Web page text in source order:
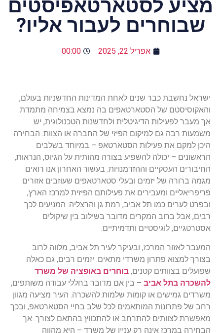
מציע לסטארטאפיסטים
שבוחרים לעבור אליו?
אפריל 22, 2025 00:00
ישראל נחשבת כבר שנים לאחת המדינות החדשניות בעולם,
והאקוסיסטם של הסטארטאפים בה נמצא בצמיחה מתמדת.
אך מעבר לפעילות הדיגיטלית ולחדשנות הטכנולוגית, יש
משמעות רבה גם למיקום הפיזי של החברה או הצוות. הבחירה
היכן למקם את פעילות הסטארטאפ – במיוחד בשלבים
הראשונים – יכולה להשפיע בצורה מהותית על הגיוס, הנראות,
החיבורים העסקיים וההזדמנויות. בעשור האחרון אנו רואים
מגמה ברורה של יזמים ובעלי סטארטאפים שעוזבים אזורים
פריפריאליים ומעבירים את פעילותם הפיזית למרכז הארץ,
ובפרט לערים כמו תל אביב, רמת גן והרצליה. המניעים לכך
רבים, אבל ברוב המקרים מדובר בשילוב בין שיקולים
אסטרטגיים, לוגיסטיים ותדמיתיים.
המעבר לאזור המרכז, ובעיקר לעיר תל אביב, מלווה לרוב
בצורך למצוא פתרון משרדי מתאים. יזמים רבים, גם כאלה
שפועלים בצוותים קטנים, בוחרים באופציה של משרד
להשכרה בתל אביב – בין אם מדובר בחללי עבודה משותפים,
משרדים גמישים או קומות שלמות להשכרה. העיר מציעה מגוון
רחב של פתרונות המותאמים לכל שלב בחיי הסטארטאפ, ובכך
מאפשרת לצוותים להתרחב או להתכווץ בהתאם לצורך. אך
הבחירה במרכז אינה רק עניין של משרד – היא מהווה